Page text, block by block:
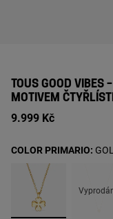
TOUS GOOD VIBES
MOTIVEM
9.999 Kč
COLOR PRIMARIO: